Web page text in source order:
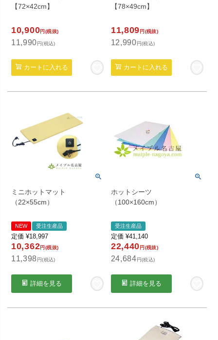
【72×42cm】
10,900円(税抜)
11,990 円(税込)
カートに入れる
【78×49cm】
11,809 円(税抜)
12,990 円(税込)
カートに入れる
ミニホットマット
（22×55cm）
NEW 受注生産品
定価 ¥18,997
10,362円(税抜)
11,398 円(税込)
詳細を見る
ホットシーツ
（100×160cm）
受注生産品
定価 ¥41,140
22,440 円(税抜)
24,684 円(税込)
詳細を見る